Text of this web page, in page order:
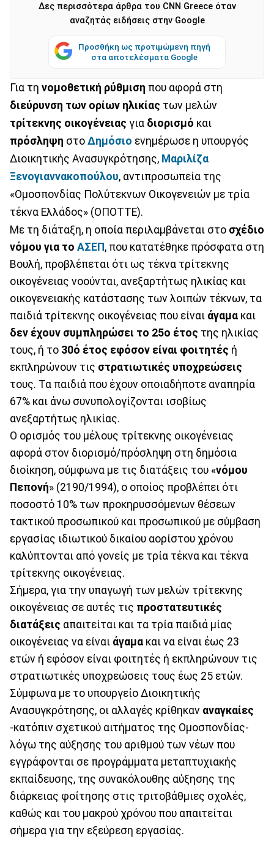
Δες περισσότερα άρθρα του CNN Greece όταν
αναζητάς ειδήσεις στην Google
Προσθήκη ως προτιμώμενη πηγή
στα αποτελέσματα Google
Για τη νομοθετική ρύθμιση που αφορά στη
διεύρυνση των ορίων ηλικίας των μελών
τρίτεκνης οικογένειας για διορισμό και
πρόσληψη στο Δημόσιο ενημέρωσε η υπουργός
Διοικητικής Ανασυγκρότησης, Μαριλίζα
Ξενογιαννακοπούλου, αντιπροσωπεία της
«Ομοσπονδίας Πολύτεκνων Οικογενειών με τρία
τέκνα Ελλάδος» (ΟΠΟΤΤΕ).
Με τη διάταξη, η οποία περιλαμβάνεται στο σχέδιο
νόμου για το ΑΣΕΠ, που κατατέθηκε πρόσφατα στη
Βουλή, προβλέπεται ότι ως τέκνα τρίτεκνης
οικογένειας νοούνται, ανεξαρτήτως ηλικίας και
οικογενειακής κατάστασης των λοιπών τέκνων, τα
παιδιά τρίτεκνης οικογένειας που είναι άγαμα και
δεν έχουν συμπληρώσει το 25o έτος της ηλικίας
τους, ή το 30ό έτος εφόσον είναι φοιτητές ή
εκπληρώνουν τις στρατιωτικές υποχρεώσεις
τους. Τα παιδιά που έχουν οποιαδήποτε αναπηρία
67% και άνω συνυπολογίζονται ισοβίως
ανεξαρτήτως ηλικίας.
Ο ορισμός του μέλους τρίτεκνης οικογένειας
αφορά στον διορισμό/πρόσληψη στη δημόσια
διοίκηση, σύμφωνα με τις διατάξεις του «νόμου
Πεπονή» (2190/1994), ο οποίος προβλέπει ότι
ποσοστό 10% των προκηρυσσόμενων θέσεων
τακτικού προσωπικού και προσωπικού με σύμβαση
εργασίας ιδιωτικού δικαίου αορίστου χρόνου
καλύπτονται από γονείς με τρία τέκνα και τέκνα
τρίτεκνης οικογένειας.
Σήμερα, για την υπαγωγή των μελών τρίτεκνης
οικογένειας σε αυτές τις προστατευτικές
διατάξεις απαιτείται και τα τρία παιδιά μίας
οικογένειας να είναι άγαμα και να είναι έως 23
ετών ή εφόσον είναι φοιτητές ή εκπληρώνουν τις
στρατιωτικές υποχρεώσεις τους έως 25 ετών.
Σύμφωνα με το υπουργείο Διοικητικής
Ανασυγκρότησης, οι αλλαγές κρίθηκαν αναγκαίες
-κατόπιν σχετικού αιτήματος της Ομοσπονδίας-
λόγω της αύξησης του αριθμού των νέων που
εγγράφονται σε προγράμματα μεταπτυχιακής
εκπαίδευσης, της συνακόλουθης αύξησης της
διάρκειας φοίτησης στις τριτοβάθμιες σχολές,
καθώς και του μακρού χρόνου που απαιτείται
σήμερα για την εξεύρεση εργασίας.